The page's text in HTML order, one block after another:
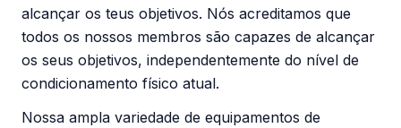
alcançar os teus objetivos. Nós acreditamos que
todos os nossos membros são capazes de alcançar
os seus objetivos, independentemente do nível de
condicionamento físico atual.
Nossa ampla variedade de equipamentos de